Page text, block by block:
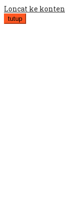
Loncat ke konten
tutup